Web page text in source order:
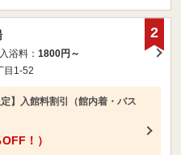
入浴料： 1800円～
目1-52
】入館料割引（館内着・バス
！）
2